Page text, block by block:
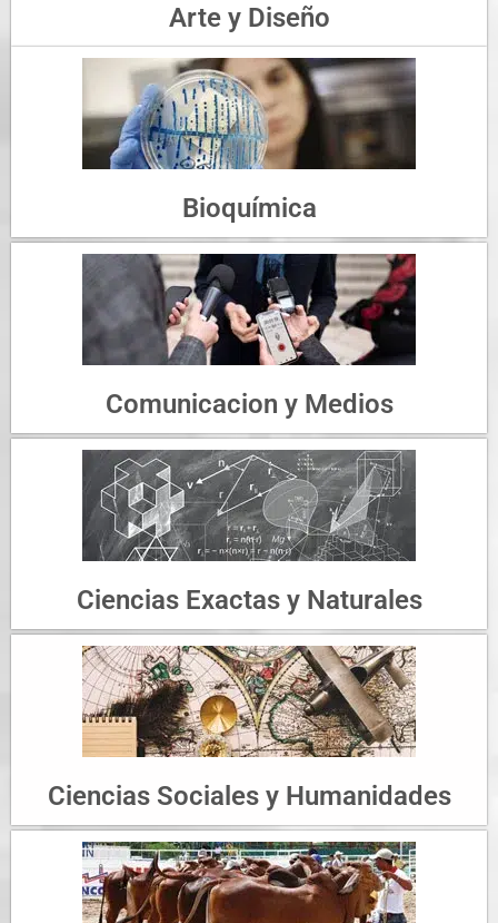
Arte y Diseño
Bioquímica
Comunicacion y Medios
Ciencias Exactas y Naturales
Ciencias Sociales y Humanidades